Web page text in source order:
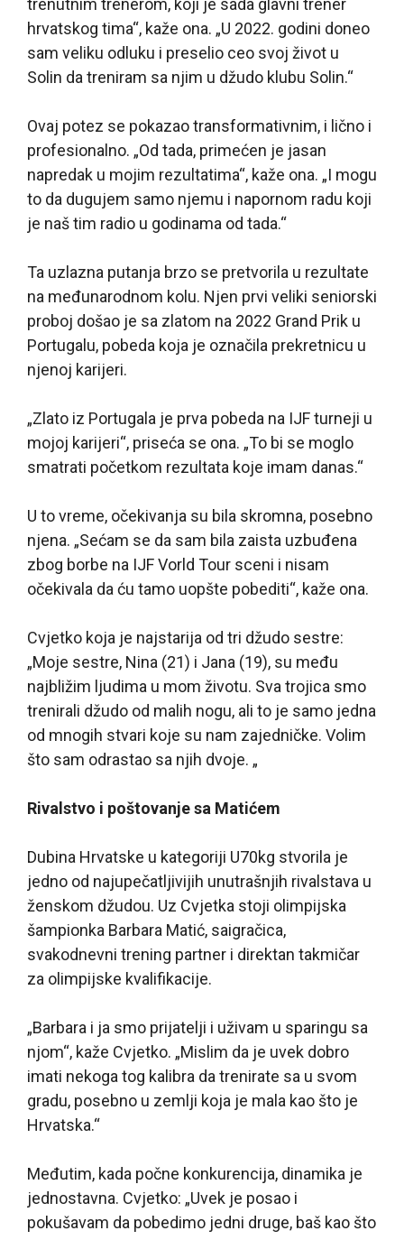
trenutnim trenerom, koji je sada glavni trener
hrvatskog tima“, kaže ona. „U 2022. godini doneo
sam veliku odluku i preselio ceo svoj život u
Solin da treniram sa njim u džudo klubu Solin.“
Ovaj potez se pokazao transformativnim, i lično i
profesionalno. „Od tada, primećen je jasan
napredak u mojim rezultatima“, kaže ona. „I mogu
to da dugujem samo njemu i napornom radu koji
je naš tim radio u godinama od tada.“
Ta uzlazna putanja brzo se pretvorila u rezultate
na međunarodnom kolu. Njen prvi veliki seniorski
proboj došao je sa zlatom na 2022 Grand Prik u
Portugalu, pobeda koja je označila prekretnicu u
njenoj karijeri.
„Zlato iz Portugala je prva pobeda na IJF turneji u
mojoj karijeri“, priseća se ona. „To bi se moglo
smatrati početkom rezultata koje imam danas.“
U to vreme, očekivanja su bila skromna, posebno
njena. „Sećam se da sam bila zaista uzbuđena
zbog borbe na IJF Vorld Tour sceni i nisam
očekivala da ću tamo uopšte pobediti“, kaže ona.
Cvjetko koja je najstarija od tri džudo sestre:
„Moje sestre, Nina (21) i Jana (19), su među
najbližim ljudima u mom životu. Sva trojica smo
trenirali džudo od malih nogu, ali to je samo jedna
od mnogih stvari koje su nam zajedničke. Volim
što sam odrastao sa njih dvoje. „
Rivalstvo i poštovanje sa Matićem
Dubina Hrvatske u kategoriji U70kg stvorila je
jedno od najupečatljivijih unutrašnjih rivalstava u
ženskom džudou. Uz Cvjetka stoji olimpijska
šampionka Barbara Matić, saigračica,
svakodnevni trening partner i direktan takmičar
za olimpijske kvalifikacije.
„Barbara i ja smo prijatelji i uživam u sparingu sa
njom“, kaže Cvjetko. „Mislim da je uvek dobro
imati nekoga tog kalibra da trenirate sa u svom
gradu, posebno u zemlji koja je mala kao što je
Hrvatska.“
Međutim, kada počne konkurencija, dinamika je
jednostavna. Cvjetko: „Uvek je posao i
pokušavam da pobedimo jedni druge, baš kao što